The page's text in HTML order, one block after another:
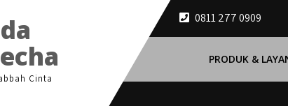
0811 277 0909
Cinta
PRODUK &